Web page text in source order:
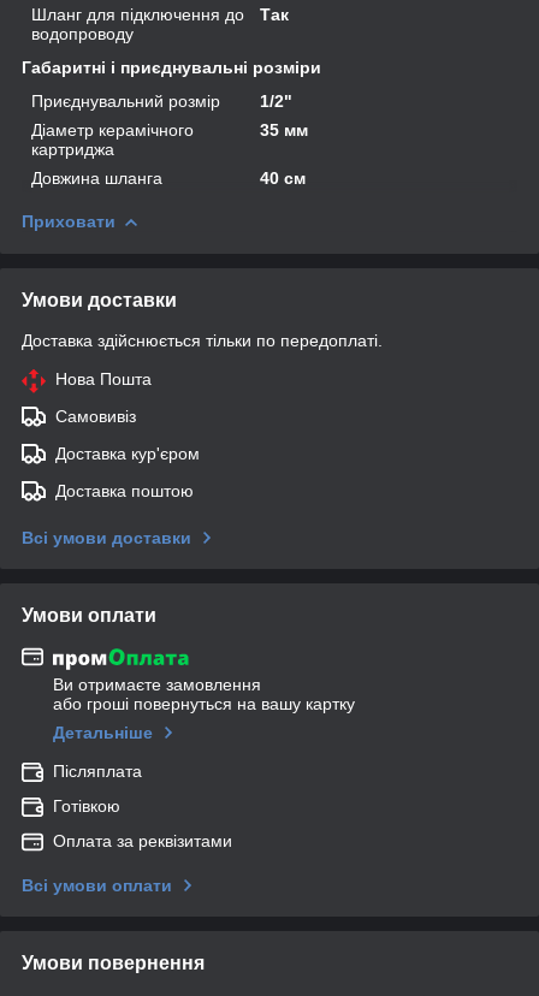
Шланг для підключення до
водопроводу
Так
Габаритні і приєднувальні розміри
Приєднувальний розмір
1/2"
Діаметр керамічного
картриджа
35 мм
Довжина шланга 40 см
Приховати
Умови доставки
Доставка здійснюється тільки по передоплаті.
Нова Пошта
Самовивіз
Доставка кур'єром
Доставка поштою
Всі умови доставки
Умови оплати
Ви отримаєте замовлення
або гроші повернуться на вашу картку
Детальніше
Післяплата
Готівкою
Оплата за реквізитами
Всі умови оплати
Умови повернення